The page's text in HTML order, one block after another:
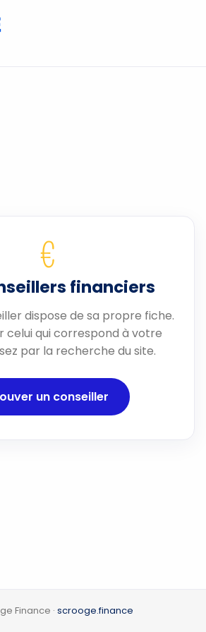
€
financiers
dispose de sa propre fiche.
celui qui correspond à votre
par la recherche du site.
un conseiller
Finance · scrooge.finance